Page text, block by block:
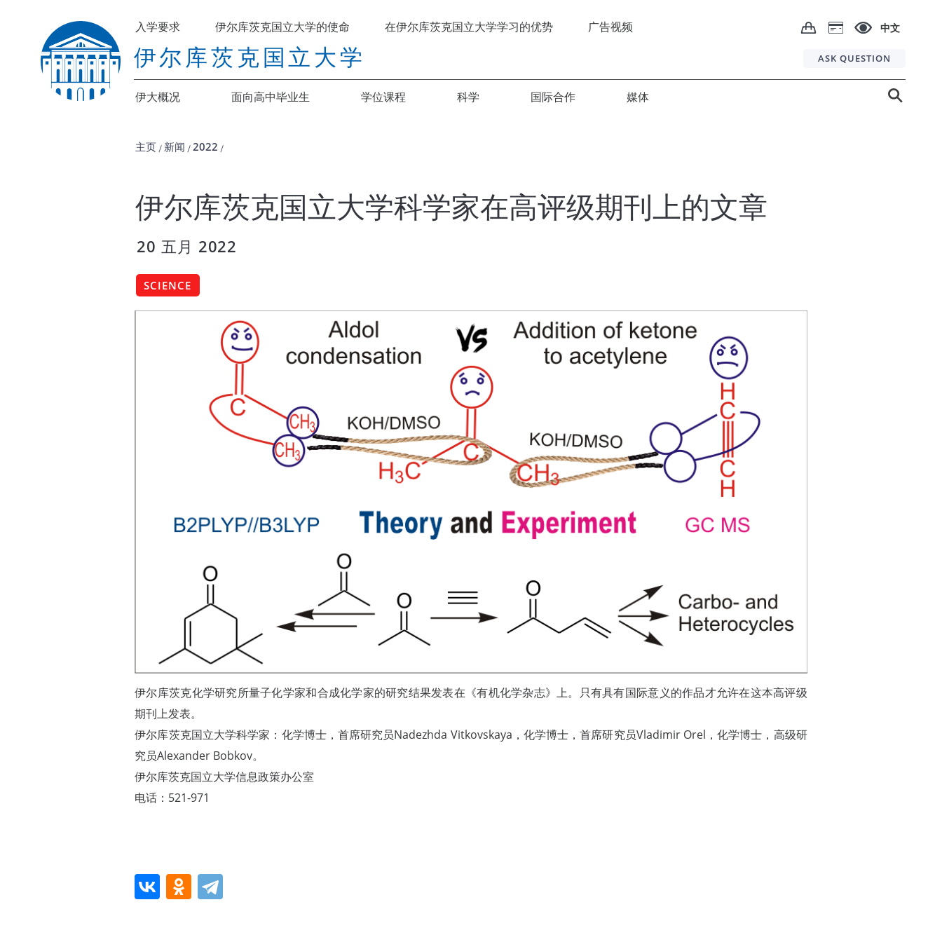
入学要求 伊尔库茨克国立大学的使命 在伊尔库茨克国立大学学习的优势 广告视频 中文
伊尔库茨克国立大学 ASK QUESTION
伊大概况 面向高中毕业生 学位课程 科学 国际合作 媒体
主页 / 新闻 /2022 /
伊尔库茨克国立大学科学家在高评级期刊上的文章
20 五月 2022
SCIENCE
伊尔库茨克化学研究所量子化学家和合成化学家的研究结果发表在《有机化学杂志》上。只有具有国际意义的作品才允许在这本高评级
期刊上发表。
伊尔库茨克国立大学科学家：化学博士，首席研究员Nadezhda Vitkovskaya，化学博士，首席研究员Vladimir Orel，化学博士，高级研
究员Alexander Bobkov。
伊尔库茨克国立大学信息政策办公室
电话：521-971